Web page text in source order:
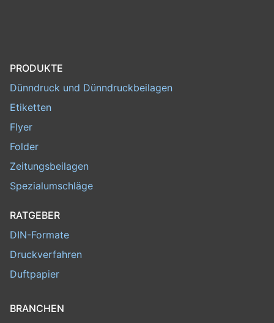
PRODUKTE
Dünndruck und Dünndruckbeilagen
Etiketten
Flyer
Folder
Zeitungsbeilagen
Spezialumschläge
RATGEBER
DIN-Formate
Druckverfahren
Duftpapier
BRANCHEN